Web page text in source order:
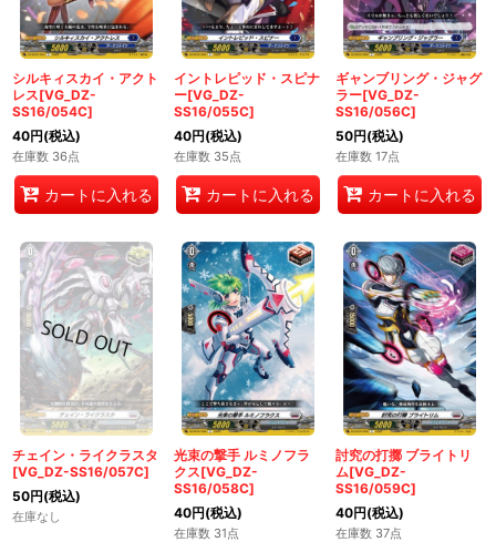
シルキィスカイ・アクト
レス[VG_DZ-
SS16/054C]
40円(税込)
在庫数 36点
カートに入れる
イントレピッド・スピナ
ー[VG_DZ-
SS16/055C]
40円(税込)
在庫数 35点
カートに入れる
ギャンブリング・ジャグ
ラー[VG_DZ-
SS16/056C]
50円(税込)
在庫数 17点
カートに入れる
チェイン・ライクラスタ
[VG_DZ-SS16/057C]
50円(税込)
在庫なし
光束の撃手 ルミノフラ
クス[VG_DZ-
SS16/058C]
40円(税込)
在庫数 31点
討究の打擲 ブライトリ
ム[VG_DZ-
SS16/059C]
40円(税込)
在庫数 37点